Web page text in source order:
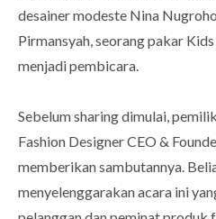
desainer modeste Nina
Pirmansyah, seorang pakar
menjadi pembicara.
Sebelum sharing dimulai,
Fashion Designer CEO &
memberikan sambutannya.
menyelenggarakan acara ini